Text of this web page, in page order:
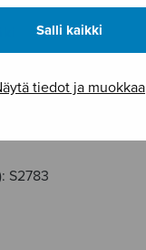
Salli kaikki
tiedot ja muokkaa
S2783